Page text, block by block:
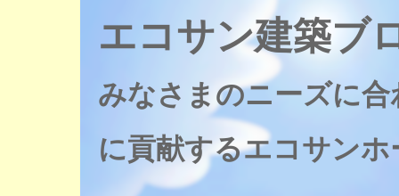
エコサン建築ブ
みなさまのニーズに
に貢献するエコサン